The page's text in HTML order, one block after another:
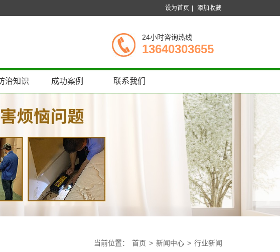
设为首页 添加收藏
24小时咨询热线
13640303655
治知识 成功案例 联系我们
当前位置： 首页 > 新闻中心 > 行业新闻